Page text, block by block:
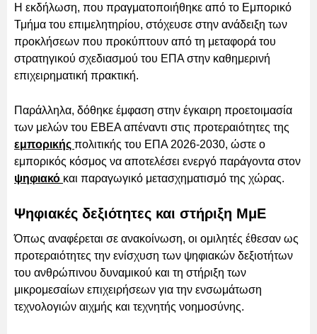
Η εκδήλωση, που πραγματοποιήθηκε από το Εμπορικό
Τμήμα του επιμελητηρίου, στόχευσε στην ανάδειξη των
προκλήσεων που προκύπτουν από τη μεταφορά του
στρατηγικού σχεδιασμού του ΕΠΑ στην καθημερινή
επιχειρηματική πρακτική.
Παράλληλα, δόθηκε έμφαση στην έγκαιρη προετοιμασία
των μελών του ΕΒΕΑ απέναντι στις προτεραιότητες της
εμπορικής πολιτικής του ΕΠΑ 2026-2030, ώστε ο
εμπορικός κόσμος να αποτελέσει ενεργό παράγοντα στον
ψηφιακό και παραγωγικό μετασχηματισμό της χώρας.
Ψηφιακές δεξιότητες και στήριξη ΜμΕ
Όπως αναφέρεται σε ανακοίνωση, οι ομιλητές έθεσαν ως
προτεραιότητες την ενίσχυση των ψηφιακών δεξιοτήτων
του ανθρώπινου δυναμικού και τη στήριξη των
μικρομεσαίων επιχειρήσεων για την ενσωμάτωση
τεχνολογιών αιχμής και τεχνητής νοημοσύνης.